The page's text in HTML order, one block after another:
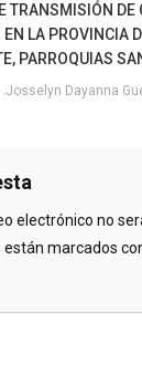
TRANSMISIÓN DE
LA PROVINCIA
PARROQUIAS
Josselyn Dayanna
electrónico no
marcados